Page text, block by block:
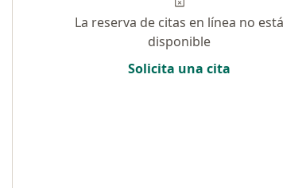
La reserva de citas en línea no está
disponible
Solicita una cita